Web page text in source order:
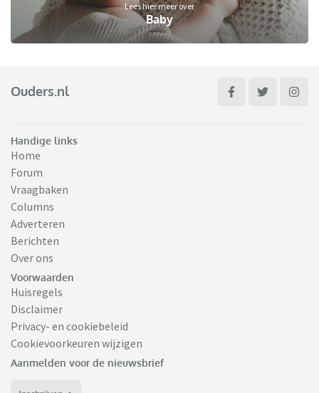
Lees hier meer over
Baby
Ouders.nl
Handige links
Home
Forum
Vraagbaken
Columns
Adverteren
Berichten
Over ons
Voorwaarden
Huisregels
Disclaimer
Privacy- en cookiebeleid
Cookievoorkeuren wijzigen
Aanmelden voor de nieuwsbrief